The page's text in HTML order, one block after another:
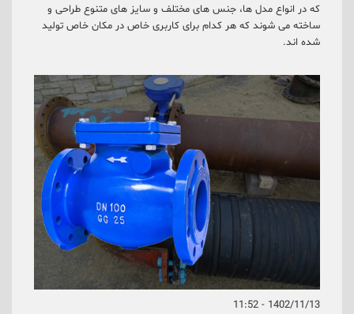
که در انواع مدل ها، جنس های مختلف و سایز های متنوع طراحی و
ساخته می شوند که هر کدام برای کاربری خاص در مکان خاص تولید
شده اند.
1402/11/13 - 11:52